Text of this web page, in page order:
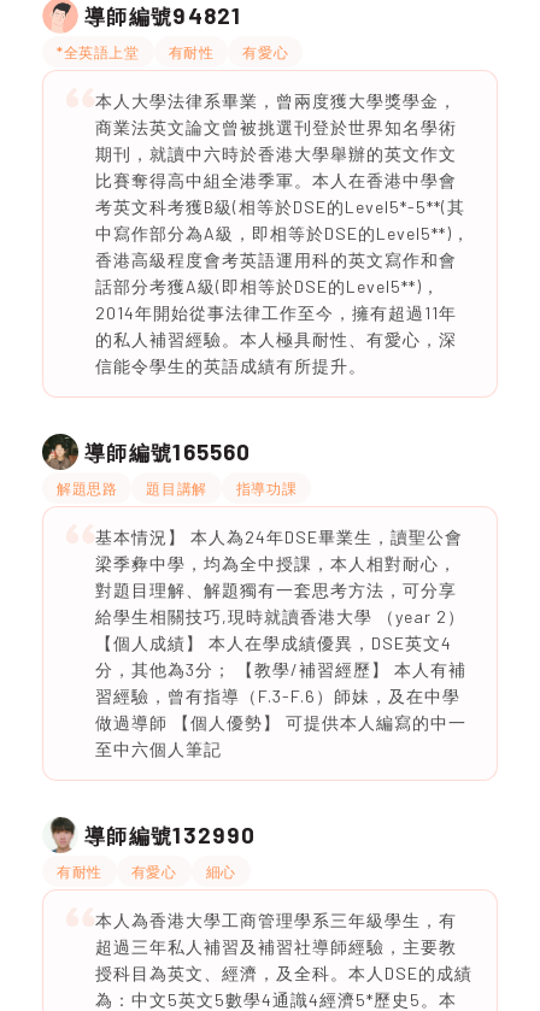
導師編號94821
*全英語上堂 有耐性 有愛心
本人大學法律系畢業，曾兩度獲大學獎學金，
商業法英文論文曾被挑選刊登於世界知名學術
期刊，就讀中六時於香港大學舉辦的英文作文
比賽奪得高中組全港季軍。本人在香港中學會
考英文科考獲B級(相等於DSE的Level5*-5**(其
中寫作部分為A級，即相等於DSE的Level5**)，
香港高級程度會考英語運用科的英文寫作和會
話部分考獲A級(即相等於DSE的Level5**)，
2014年開始從事法律工作至今，擁有超過11年
的私人補習經驗。本人極具耐性、有愛心，深
信能令學生的英語成績有所提升。
導師編號165560
解題思路 題目講解 指導功課
基本情況】 本人為24年DSE畢業生，讀聖公會
梁季彜中學，均為全中授課，本人相對耐心，
對題目理解、解題獨有一套思考方法，可分享
給學生相關技巧,現時就讀香港大學 （year 2）
【個人成績】 本人在學成績優異，DSE英文4
分，其他為3分； 【教學/補習經歷】 本人有補
習經驗，曾有指導（F.3-F.6）師妹，及在中學
做過導師 【個人優勢】 可提供本人編寫的中一
至中六個人筆記
導師編號132990
有耐性 有愛心 細心
本人為香港大學工商管理學系三年級學生，有
超過三年私人補習及補習社導師經驗，主要教
授科目為英文、經濟，及全科。本人DSE的成績
為：中文5英文5數學4通識4經濟5*歷史5。本